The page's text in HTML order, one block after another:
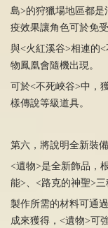
島>的狩獵場地區都
疫效果讓角色可於免
與<火紅溪谷>相連的
物鳳凰會隨機出現。
可於<不死峽谷>中，
樣傳說等級道具。
第六，將說明全新裝備
<遺物>是全新飾品，
能>、<路克的神聖>三
製作所需的材料可通
成來獲得，<遺物>可